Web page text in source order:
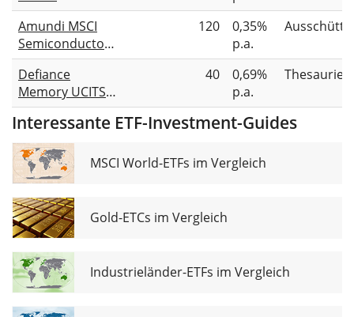
Semiconductor
UCITS ETF
Amundi MSCI
Semiconductors
UCITS ETF Dist
120
0,35%
p.a.
Defiance
Memory UCITS
ETF
Accumulating
40
0,69%
p.a.
Interessante ETF-Investment-Guides
MSCI World-ETFs im Vergleich
Gold-ETCs im Vergleich
Industrieländer-ETFs im Vergleich